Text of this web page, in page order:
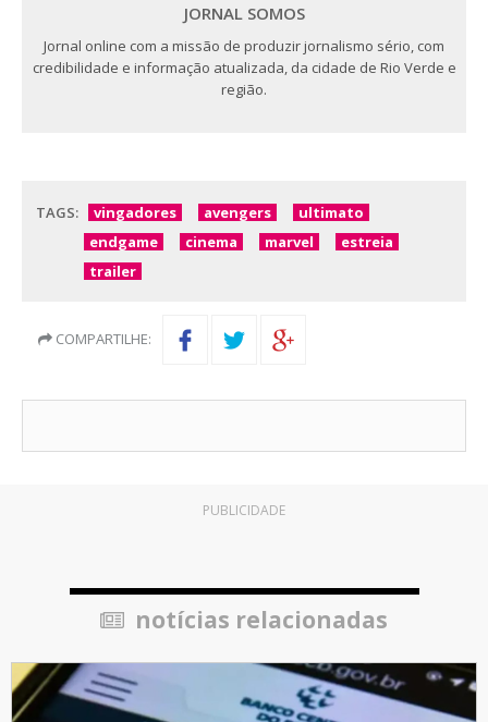
JORNAL SOMOS
Jornal online com a missão de produzir jornalismo sério, com
credibilidade e informação atualizada, da cidade de Rio Verde e
região.
TAGS: vingadores avengers
ultimato
endgame
cinema marvel
estreia
trailer
COMPARTILHE:
PUBLICIDADE
notícias relacionadas